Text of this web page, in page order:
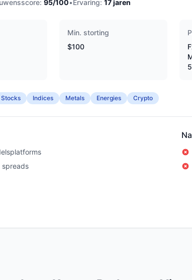
95/100•Ervaring: 17jaren
Min. storting
$100
Stocks Indices Metals Energies Crypto
spreads